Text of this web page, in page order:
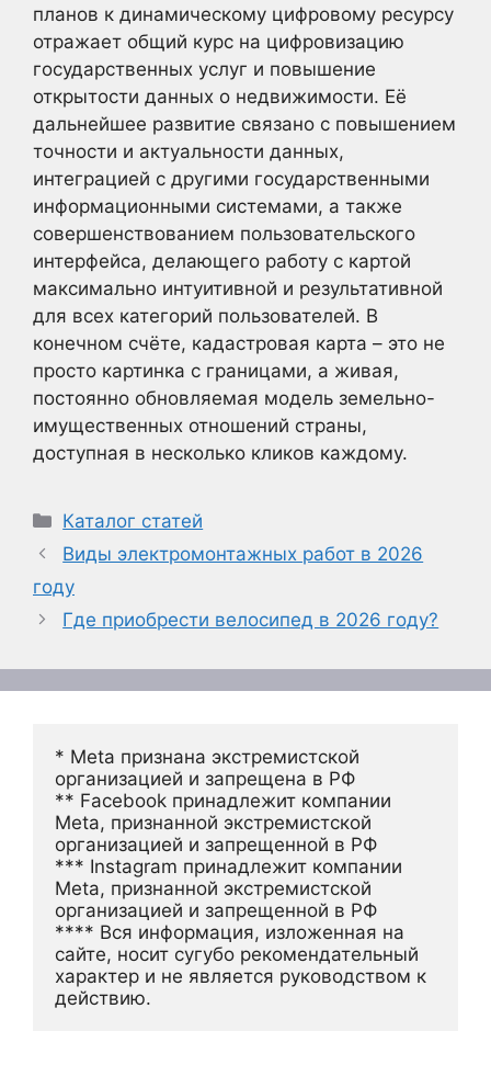
планов к динамическому цифровому ресурсу
отражает общий курс на цифровизацию
государственных услуг и повышение
открытости данных о недвижимости. Её
дальнейшее развитие связано с повышением
точности и актуальности данных,
интеграцией с другими государственными
информационными системами, а также
совершенствованием пользовательского
интерфейса, делающего работу с картой
максимально интуитивной и результативной
для всех категорий пользователей. В
конечном счёте, кадастровая карта – это не
просто картинка с границами, а живая,
постоянно обновляемая модель земельно-
имущественных отношений страны,
доступная в несколько кликов каждому.
Рубрики
Каталог статей
Виды электромонтажных работ в 2026
году
Где приобрести велосипед в 2026 году?
* Meta признана экстремистской
организацией и запрещена в РФ
** Facebook принадлежит компании
Meta, признанной экстремистской
организацией и запрещенной в РФ
*** Instagram принадлежит компании
Meta, признанной экстремистской
организацией и запрещенной в РФ
**** Вся информация, изложенная на
сайте, носит сугубо рекомендательный
характер и не является руководством к
действию.